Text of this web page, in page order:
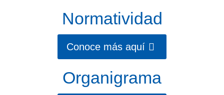
Normatividad
Conoce más aquí
Organigrama